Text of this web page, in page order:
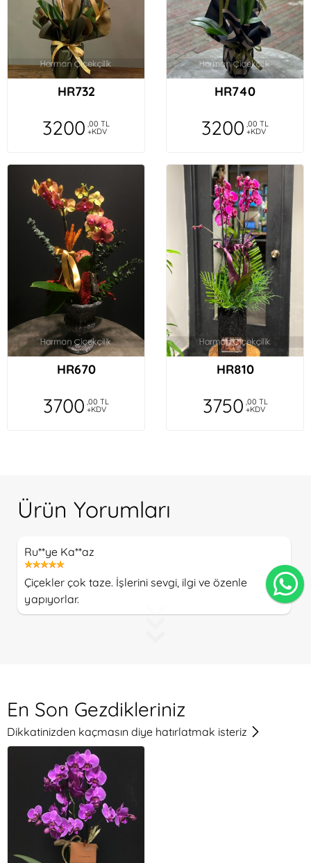
HR732
3200 ,00 TL
+KDV
HR740
3200 ,00 TL
+KDV
HR670
3700 ,00 TL
+KDV
HR810
3750 ,00 TL
+KDV
Ürün Yorumları
Ru**ye Ka**az
Çiçekler çok taze. İşlerini sevgi, ilgi ve özenle
yapıyorlar.
En Son Gezdikleriniz
Dikkatinizden kaçmasın diye hatırlatmak isteriz